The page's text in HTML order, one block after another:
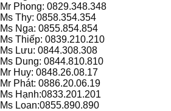
Mr Phong: 0829.348.348
Ms Thy: 0858.354.354
Ms Nga: 0855.854.854
Ms Thiếp: 0839.210.210
Ms Lưu: 0844.308.308
Ms Dung: 0844.810.810
Mr Huy: 0848.26.08.17
Mr Phát: 0886.20.06.19
Ms Hạnh:0833.201.201
Ms Loan:0855.890.890